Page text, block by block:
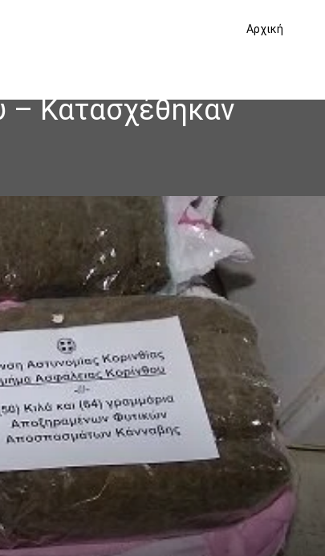
Αρχική
– Κατασχέθηκαν